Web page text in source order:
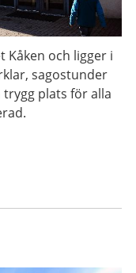
Kåken och ligger i
sagostunder
trygg plats för alla